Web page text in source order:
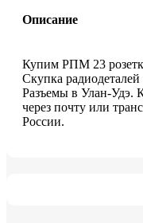
Описание
Купим РПМ 23
Скупка
Разъемы в Улан-Удэ.
через почту или
России.